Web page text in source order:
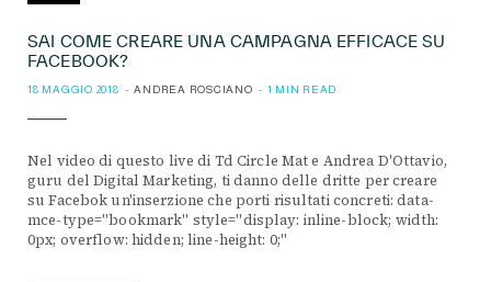
SAI COME CREARE UNA CAMPAGNA EFFICACE SU
FACEBOOK?
18 MAGGIO 2018 ANDREA ROSCIANO 1 MIN READ
Nel video di questo live di Td Circle Mat e Andrea D'Ottavio,
guru del Digital Marketing, ti danno delle dritte per creare
su Facebok un'inserzione che porti risultati concreti: data-
mce-type="bookmark" style="display: inline-block; width:
0px; overflow: hidden; line-height: 0;"